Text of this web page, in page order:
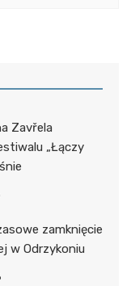
Zavřela
„Łączy
zamknięcie
w Odrzykoniu